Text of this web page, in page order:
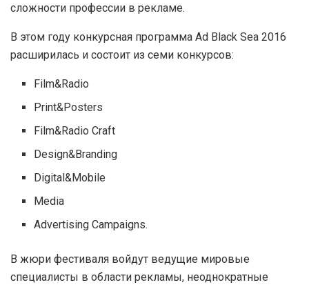
сложности профессии в рекламе.
В этом году конкурсная программа Ad Black Sea 2016
расширилась и состоит из семи конкурсов:
Film&Radio
Print&Posters
Film&Radio Craft
Design&Branding
Digital&Mobile
Media
Advertising Campaigns.
В жюри фестиваля войдут ведущие мировые
специалисты в области рекламы, неоднократные